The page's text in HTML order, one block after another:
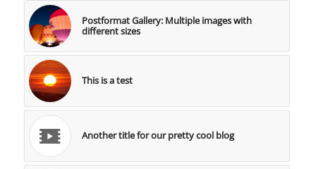
Postformat Gallery: Multiple images with
different sizes
This is a test
Another title for our pretty cool blog